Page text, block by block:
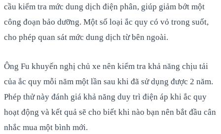
cầu kiểm tra mức dung dịch điện phân, giúp giảm bớt một
công đoạn bảo dưỡng. Một số loại ắc quy có vỏ trong suốt,
cho phép quan sát mức dung dịch từ bên ngoài.
Ông Fu khuyến nghị chủ xe nên kiểm tra khả năng chịu tải
của ắc quy mỗi năm một lần sau khi đã sử dụng được 2 năm.
Phép thử này đánh giá khả năng duy trì điện áp khi ắc quy
hoạt động và kết quả sẽ cho biết khi nào bạn nên bắt đầu cân
nhắc mua một bình mới.